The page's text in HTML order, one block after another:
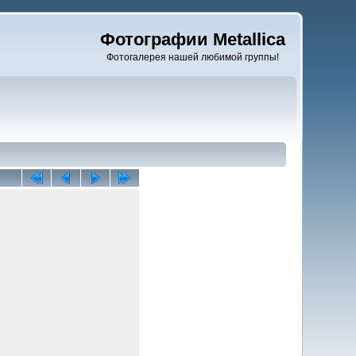
Фотографии Metallica
Фотогалерея нашей любимой группы!